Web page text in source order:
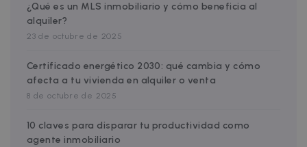
¿Qué es un MLS inmobiliario y cómo beneficia al
alquiler?
23 de octubre de 2025
Certificado energético 2030: qué cambia y cómo
afecta a tu vivienda en alquiler o venta
8 de octubre de 2025
10 claves para disparar tu productividad como
agente inmobiliario
Proveedor / Dominio
cf_chl_3
CookieScriptConsent
CookieScript
.zazume.com